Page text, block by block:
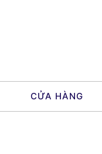
CỬA HÀNG